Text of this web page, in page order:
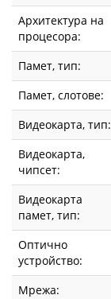
Архитектура на
процесора:
Памет, тип:
Памет, слотове:
Видеокарта, тип:
Видеокарта,
чипсет:
Видеокарта
памет, тип:
Оптично
устройство:
Мрежа: